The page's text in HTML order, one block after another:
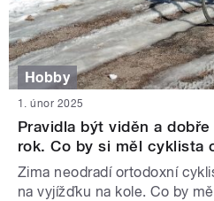
Hobby
1. únor 2025
Pravidla být viděn a
rok. Co by si měl cyklista
Zima neodradí ortodoxní
na vyjížďku na kole. Co by